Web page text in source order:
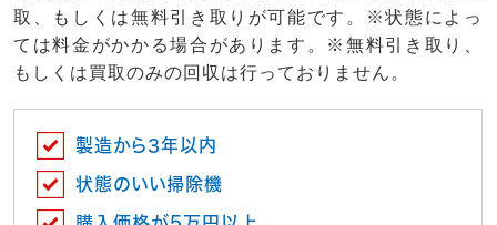
取、もしくは無料引き取りが可能です。※状態によっ
ては料金がかかる場合があります。※無料引き取り、
もしくは買取のみの回収は行っておりません。
製造から3年以内
状態のいい掃除機